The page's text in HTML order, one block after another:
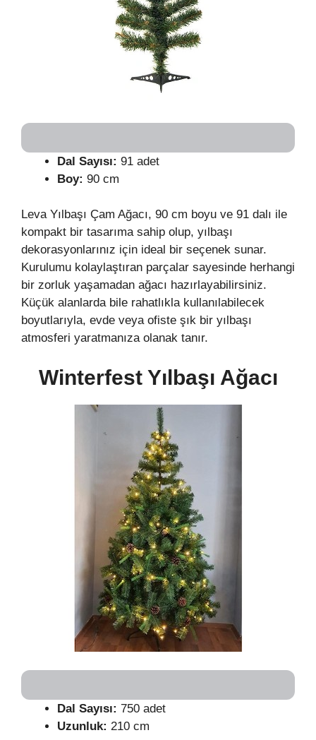
Dal Sayısı: 91 adet
Boy: 90 cm
Leva Yılbaşı Çam Ağacı, 90 cm boyu ve 91 dalı ile
kompakt bir tasarıma sahip olup, yılbaşı
dekorasyonlarınız için ideal bir seçenek sunar.
Kurulumu kolaylaştıran parçalar sayesinde herhangi
bir zorluk yaşamadan ağacı hazırlayabilirsiniz.
Küçük alanlarda bile rahatlıkla kullanılabilecek
boyutlarıyla, evde veya ofiste şık bir yılbaşı
atmosferi yaratmanıza olanak tanır.
Winterfest Yılbaşı Ağacı
Dal Sayısı: 750 adet
Uzunluk: 210 cm